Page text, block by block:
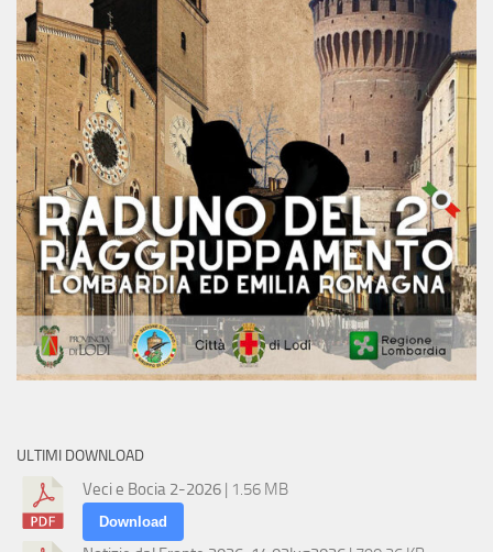
ULTIMI DOWNLOAD
Veci e Bocia 2-2026 | 1.56 MB
Download